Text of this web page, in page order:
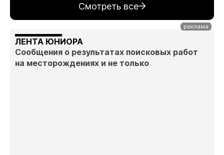
Смотреть все
ЛЕНТА ЮНИОРА
Сообщения о результатах поисковых работ
на месторождениях и не только